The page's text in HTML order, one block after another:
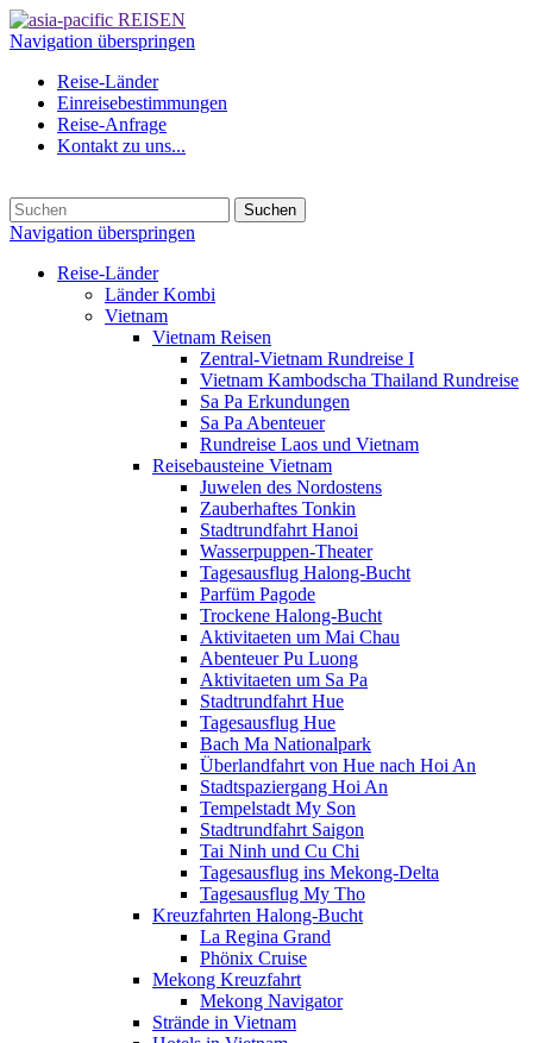
Navigation überspringen
Reise-Länder
Einreisebestimmungen
Reise-Anfrage
Kontakt zu uns...
Suchen
Navigation überspringen
Reise-Länder
Länder Kombi
Vietnam
Vietnam Reisen
Zentral-Vietnam Rundreise I
Vietnam Kambodscha Thailand Rundreise
Sa Pa Erkundungen
Sa Pa Abenteuer
Rundreise Laos und Vietnam
Reisebausteine Vietnam
Juwelen des Nordostens
Zauberhaftes Tonkin
Stadtrundfahrt Hanoi
Wasserpuppen-Theater
Tagesausflug Halong-Bucht
Parfüm Pagode
Trockene Halong-Bucht
Aktivitaeten um Mai Chau
Abenteuer Pu Luong
Aktivitaeten um Sa Pa
Stadtrundfahrt Hue
Tagesausflug Hue
Bach Ma Nationalpark
Überlandfahrt von Hue nach Hoi An
Stadtspaziergang Hoi An
Tempelstadt My Son
Stadtrundfahrt Saigon
Tai Ninh und Cu Chi
Tagesausflug ins Mekong-Delta
Tagesausflug My Tho
Kreuzfahrten Halong-Bucht
La Regina Grand
Phönix Cruise
Mekong Kreuzfahrt
Mekong Navigator
Strände in Vietnam